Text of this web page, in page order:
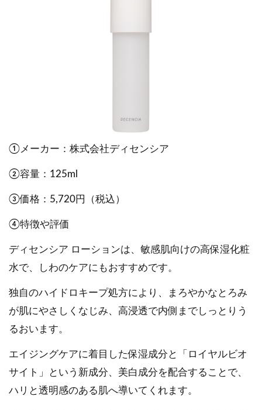
①メーカー：株式会社ディセンシア
②容量：125ml
③価格：5,720円（税込）
④特徴や評価
ディセンシア ローションは、敏感肌向けの高保湿化粧
水で、しわのケアにもおすすめです。
独自のハイドロキープ処方により、まろやかなとろみ
が肌にやさしくなじみ、高浸透で内側までしっとりう
るおいます。
エイジングケアに着目した保湿成分と「ロイヤルビオ
サイト」という新成分、美白成分を配合することで、
ハリと透明感のある肌へ導いてくれます。